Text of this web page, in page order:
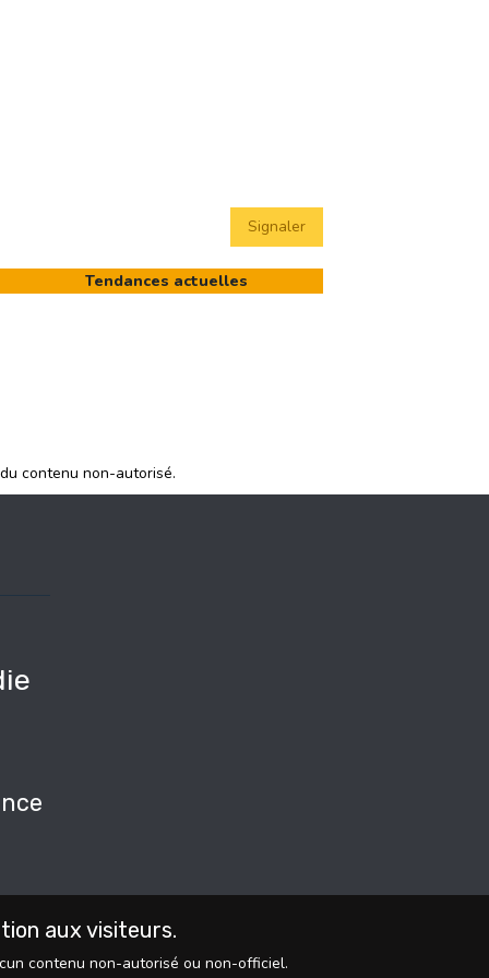
Signaler
Tendances actuelles
contenu non-autorisé.
aux visiteurs.
contenu non-autorisé ou non-officiel.